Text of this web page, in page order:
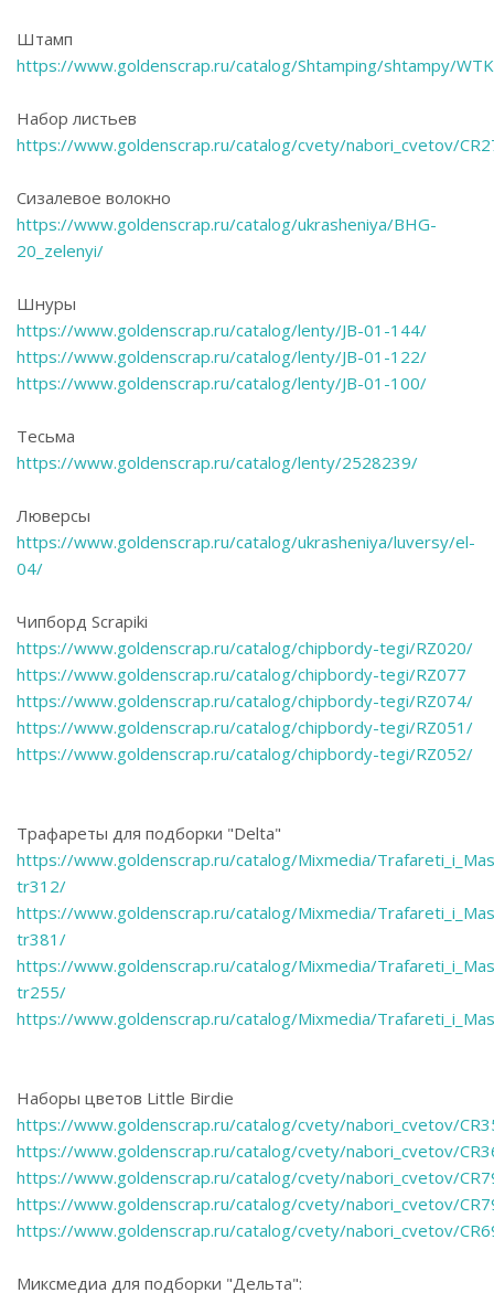
Штамп
https://www.goldenscrap.ru/catalog/Shtamping/shtampy/
Набор листьев
https://www.goldenscrap.ru/catalog/cvety/nabori_cvetov/
Сизалевое волокно
https://www.goldenscrap.ru/catalog/ukrasheniya/BHG-
20_zelenyi/
Шнуры
https://www.goldenscrap.ru/catalog/lenty/JB-01-144/
https://www.goldenscrap.ru/catalog/lenty/JB-01-122/
https://www.goldenscrap.ru/catalog/lenty/JB-01-100/
Тесьма
https://www.goldenscrap.ru/catalog/lenty/2528239/
Люверсы
https://www.goldenscrap.ru/catalog/ukrasheniya/luversy/el-
04/
Чипборд Scrapiki
https://www.goldenscrap.ru/catalog/chipbordy-tegi/RZ020/
https://www.goldenscrap.ru/catalog/chipbordy-tegi/RZ077
https://www.goldenscrap.ru/catalog/chipbordy-tegi/RZ074/
https://www.goldenscrap.ru/catalog/chipbordy-tegi/RZ051/
https://www.goldenscrap.ru/catalog/chipbordy-tegi/RZ052/
Трафареты для подборки "Delta"
https://www.goldenscrap.ru/catalog/Mixmedia/
tr312/
https://www.goldenscrap.ru/catalog/Mixmedia/
tr381/
https://www.goldenscrap.ru/catalog/Mixmedia/
tr255/
https://www.goldenscrap.ru/catalog/Mixmedia/
Наборы цветов Little Birdie
https://www.goldenscrap.ru/catalog/cvety/nabori_cvetov/
https://www.goldenscrap.ru/catalog/cvety/nabori_cvetov/
https://www.goldenscrap.ru/catalog/cvety/nabori_cvetov/
https://www.goldenscrap.ru/catalog/cvety/nabori_cvetov/
https://www.goldenscrap.ru/catalog/cvety/nabori_cvetov/
Миксмедиа для подборки "Дельта":